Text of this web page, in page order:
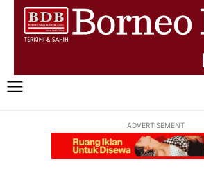
ADVERTISEMENT